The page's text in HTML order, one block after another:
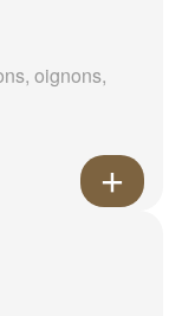
oignons,